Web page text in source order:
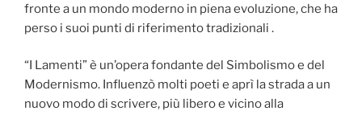
fronte a un mondo moderno in piena evoluzione, che ha
perso i suoi punti di riferimento tradizionali .
“I Lamenti” è un’opera fondante del Simbolismo e del
Modernismo. Influenzò molti poeti e aprì la strada a un
nuovo modo di scrivere, più libero e vicino alla